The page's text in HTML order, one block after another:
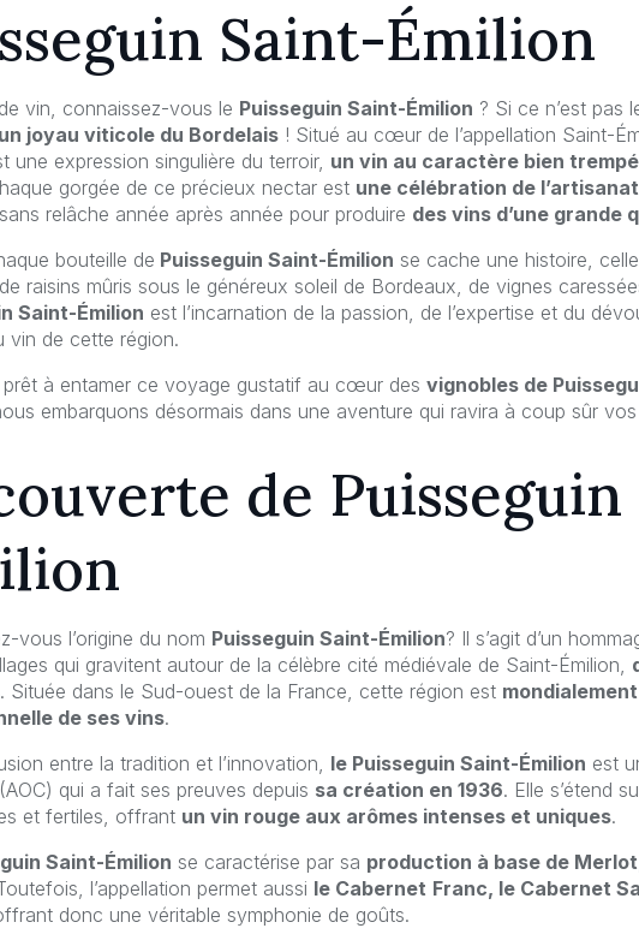
Saint-Émilion
vin, connaissez-vous le Puisseguin Saint-Émilion ? Si ce n’est pas
un joyau viticole du Bordelais ! Situé au cœur de l’appellation Saint-
une expression singulière du terroir, un vin au caractère bien trempé
gorgée de ce précieux nectar est une célébration de
relâche année après année pour produire des vins d’une grande
bouteille de Puisseguin Saint-Émilion se cache une histoire,
raisins mûris sous le généreux soleil de Bordeaux, de vignes
Saint-Émilion est l’incarnation de la passion, de l’expertise et du
vin de cette région.
à entamer ce voyage gustatif au cœur des vignobles de
embarquons désormais dans une aventure qui ravira à coup sûr vos
de
vous l’origine du nom Puisseguin Saint-Émilion? Il s’agit d’un
qui gravitent autour de la célèbre cité médiévale de Saint-Émilion,
. Située dans le Sud-ouest de la France, cette région est
de ses vins.
entre la tradition et l’innovation, le Puisseguin Saint-Émilion est
qui a fait ses preuves depuis sa création en 1936. Elle s’étend
et fertiles, offrant un vin rouge aux arômes intenses et uniques.
Saint-Émilion se caractérise par sa production à base de Merlot
l’appellation permet aussi le Cabernet Franc, le Cabernet
donc une véritable symphonie de goûts.